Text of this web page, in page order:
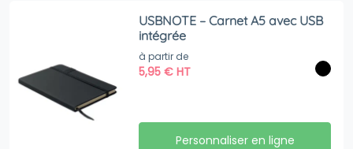
USBNOTE – Carnet A5 avec USB
intégrée
à partir de
5,95€ HT
Personnaliser en ligne